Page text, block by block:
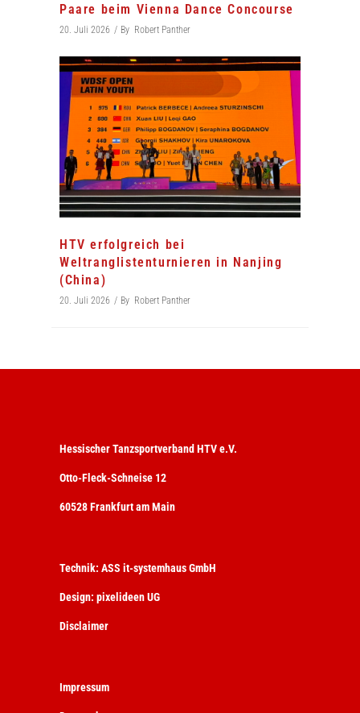
Paare beim Vienna Dance Concourse
20. Juli 2026 By Robert Panther
HTV erfolgreich bei
Weltranglistenturnieren in Nanjing
(China)
20. Juli 2026 By Robert Panther
Hessischer Tanzsportverband HTV e.V.
Otto-Fleck-Schneise 12
60528 Frankfurt am Main
Technik: ASS it-systemhaus GmbH
Design: pixelideen UG
Disclaimer
Impressum